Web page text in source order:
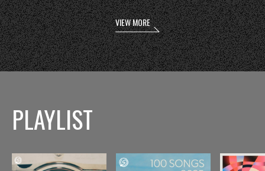
VIEW MORE
PLAYLIST